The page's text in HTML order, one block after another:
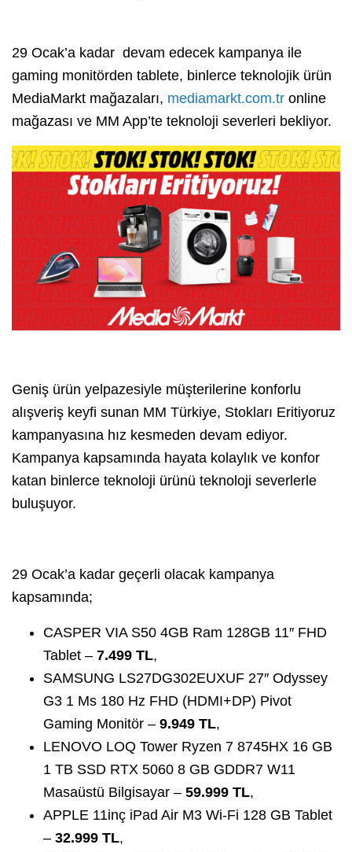
29 Ocak’a kadar devam edecek kampanya ile
gaming monitörden tablete, binlerce teknolojik ürün
MediaMarkt mağazaları, mediamarkt.com.tr online
mağazası ve MM App’te teknoloji severleri bekliyor.
Geniş ürün yelpazesiyle müşterilerine konforlu
alışveriş keyfi sunan MM Türkiye, Stokları Eritiyoruz
kampanyasına hız kesmeden devam ediyor.
Kampanya kapsamında hayata kolaylık ve konfor
katan binlerce teknoloji ürünü teknoloji severlerle
buluşuyor.
29 Ocak’a kadar geçerli olacak kampanya
kapsamında;
CASPER VIA S50 4GB Ram 128GB 11″ FHD
Tablet – 7.499 TL,
SAMSUNG LS27DG302EUXUF 27″ Odyssey
G3 1 Ms 180 Hz FHD (HDMI+DP) Pivot
Gaming Monitör – 9.949 TL,
LENOVO LOQ Tower Ryzen 7 8745HX 16 GB
1 TB SSD RTX 5060 8 GB GDDR7 W11
Masaüstü Bilgisayar – 59.999 TL,
APPLE 11inç iPad Air M3 Wi-Fi 128 GB Tablet
– 32.999 TL,